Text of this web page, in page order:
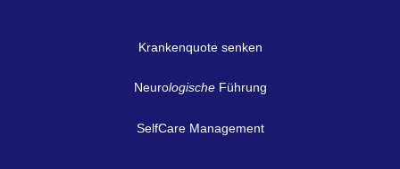
Krankenquote senken
NeurologischeFührung
SelfCare Management